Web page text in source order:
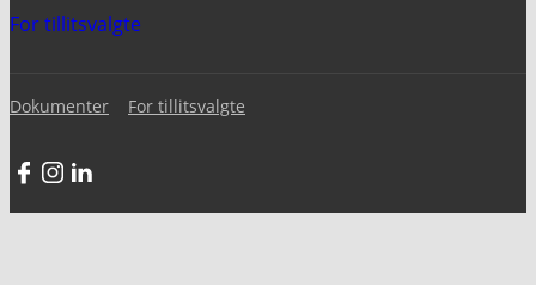
For tillitsvalgte
Dokumenter For tillitsvalgte